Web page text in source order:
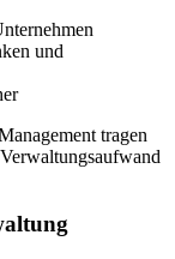
und
tragen